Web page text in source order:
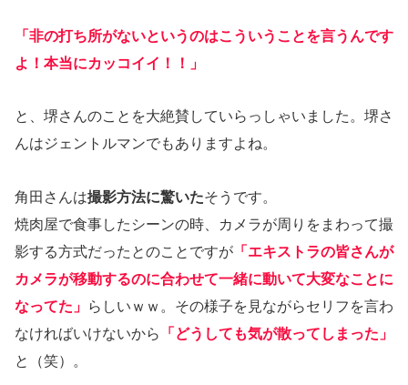
「非の打ち所がないというのはこういうことを言うんです
よ！本当にカッコイイ！！」
と、堺さんのことを大絶賛していらっしゃいました。堺さ
んはジェントルマンでもありますよね。
角田さんは撮影方法に驚いたそうです。
焼肉屋で食事したシーンの時、カメラが周りをまわって撮
影する方式だったとのことですが 「エキストラの皆さんが
カメラが移動するのに合わせて一緒に動いて大変なことに
なってた」 らしいｗｗ。その様子を見ながらセリフを言わ
なければいけないから
「どうしても気が散ってしまった」
と（笑）。